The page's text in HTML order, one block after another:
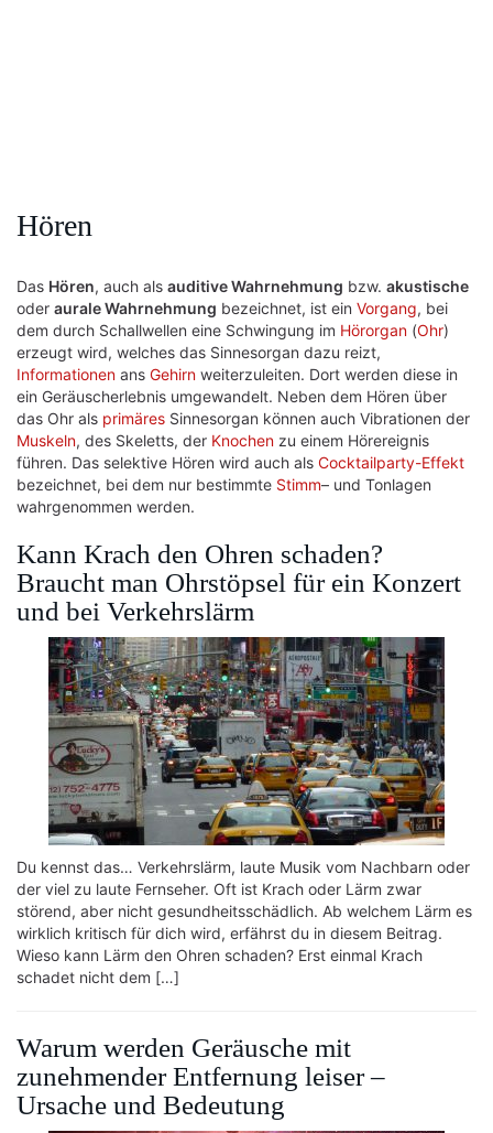
Hören
Das Hören, auch als auditive Wahrnehmung bzw. akustische
oder aurale Wahrnehmung bezeichnet, ist ein Vorgang, bei
dem durch Schallwellen eine Schwingung im Hörorgan (Ohr)
erzeugt wird, welches das Sinnesorgan dazu reizt,
Informationen ans Gehirn weiterzuleiten. Dort werden diese in
ein Geräuscherlebnis umgewandelt. Neben dem Hören über
das Ohr als primäres Sinnesorgan können auch Vibrationen der
Muskeln, des Skeletts, der Knochen zu einem Hörereignis
führen. Das selektive Hören wird auch als Cocktailparty-Effekt
bezeichnet, bei dem nur bestimmte Stimm– und Tonlagen
wahrgenommen werden.
Kann Krach den Ohren schaden?
Braucht man Ohrstöpsel für ein Konzert
und bei Verkehrslärm
Du kennst das… Verkehrslärm, laute Musik vom Nachbarn oder
der viel zu laute Fernseher. Oft ist Krach oder Lärm zwar
störend, aber nicht gesundheitsschädlich. Ab welchem Lärm es
wirklich kritisch für dich wird, erfährst du in diesem Beitrag.
Wieso kann Lärm den Ohren schaden? Erst einmal Krach
schadet nicht dem […]
Warum werden Geräusche mit
zunehmender Entfernung leiser –
Ursache und Bedeutung